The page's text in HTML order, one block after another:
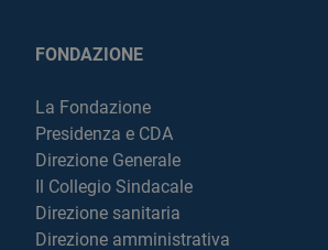
FONDAZIONE
La Fondazione
Presidenza e CDA
Direzione Generale
Il Collegio Sindacale
Direzione sanitaria
Direzione amministrativa